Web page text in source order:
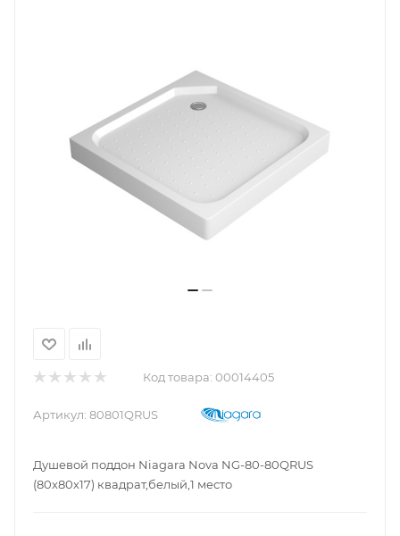
Код товара: 00014405
Артикул: 80801QRUS
Душевой поддон Niagara Nova NG-80-80QRUS
(80х80х17) квадрат,белый,1 место